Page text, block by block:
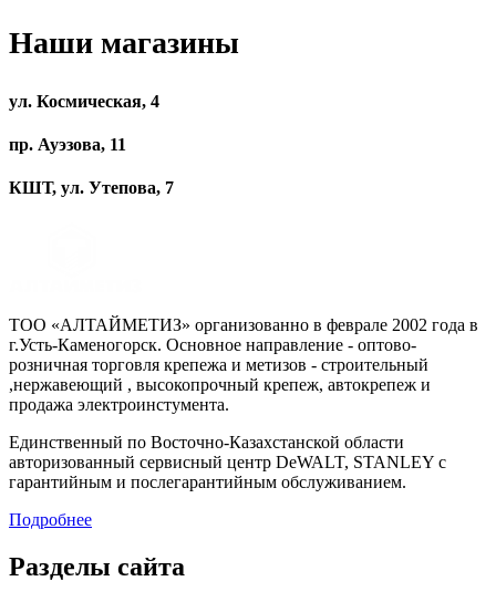
Наши магазины
ул. Космическая, 4
пр. Ауэзова, 11
КШТ, ул. Утепова, 7
ТОО «АЛТАЙМЕТИЗ» организованно в феврале 2002 года в
г.Усть-Каменогорск. Основное направление - оптово-
розничная торговля крепежа и метизов - строительный
,нержавеющий , высокопрочный крепеж, автокрепеж и
продажа электроинстумента.
Единственный по Восточно-Казахстанской области
авторизованный сервисный центр DeWALT, STANLEY с
гарантийным и послегарантийным обслуживанием.
Подробнее
Разделы сайта